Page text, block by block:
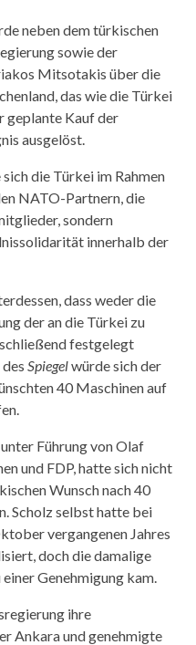
neben dem türkischen
sowie der
Mitsotakis über die
das wie die Türkei
geplante Kauf der
ausgelöst.
die Türkei im Rahmen
NATO-Partnern, die
sondern
innerhalb der
dass weder die
der an die Türkei zu
festgelegt
Spiegelwürde sich der
40 Maschinen auf
Führung von Olaf
und FDP, hatte sich nicht
Wunsch nach 40
Scholz selbst hatte bei
vergangenen Jahres
doch die damalige
Genehmigung kam.
ihre
Ankara und genehmigte